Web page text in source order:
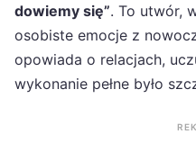
dowiemy się”. To utwór,
osobiste emocje z
opowiada o relacjach,
wykonanie pełne było